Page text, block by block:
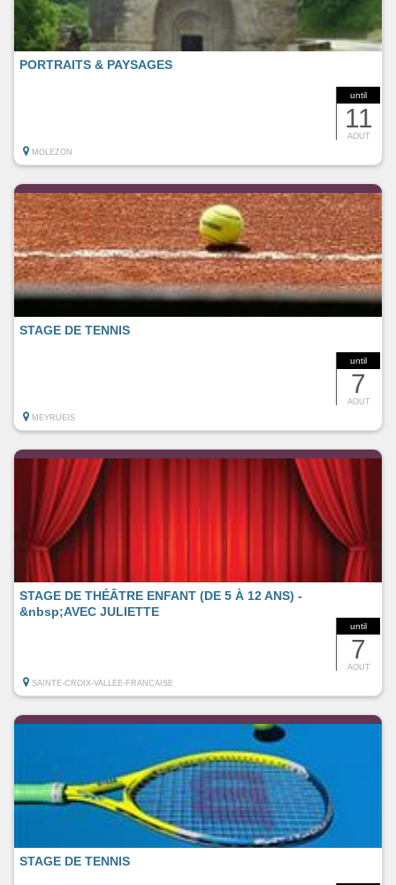
until
11
AOUT
PORTRAITS & PAYSAGES
MOLEZON
until
7
AOUT
STAGE DE TENNIS
MEYRUEIS
until
7
AOUT
STAGE DE THÉÂTRE ENFANT (DE 5 À 12 ANS) -
&nbsp;AVEC JULIETTE
SAINTE-CROIX-VALLEE-FRANCAISE
STAGE DE TENNIS